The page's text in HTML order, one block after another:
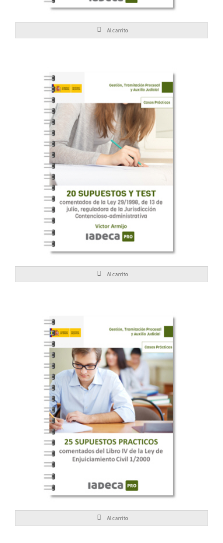
Al carrito
20 SUPUESTOS PRÁCTICOS Y TEST
DE LA JURISDICCIÓN CONTENCIOSA
ADMINISTRATIVA
29,95€
Al carrito
25 SUPUESTOS COMENTADOS DEL
LIBRO IV DE LA LEY DE
ENJUICIAMIENTO CIVIL y
LEGISLACIÓN ACCESORIA
29,95€
Al carrito